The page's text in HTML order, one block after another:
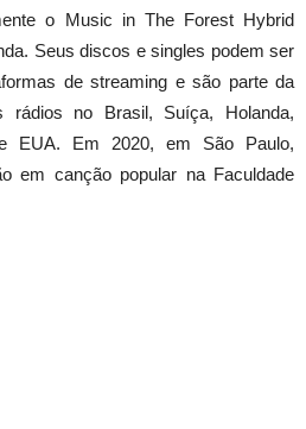
o Music in The Forest Hybrid
Seus discos e singles podem ser
de streaming e são parte da
rádios no Brasil, Suíça, Holanda,
EUA. Em 2020, em São Paulo,
em canção popular na Faculdade